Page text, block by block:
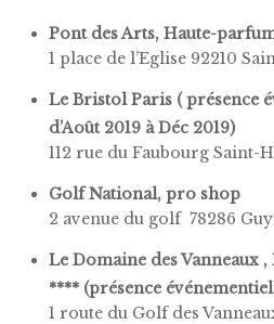
Pont des Arts, Haute-
1 place de l’Eglise 92210
Le Bristol Paris ( présence
d’Août 2019 à Déc 2019)
112 rue du Faubourg Saint-
Golf National, pro shop
2 avenue du golf 78286
Le Domaine des Vanneaux
**** (présence
1 route du Golf des